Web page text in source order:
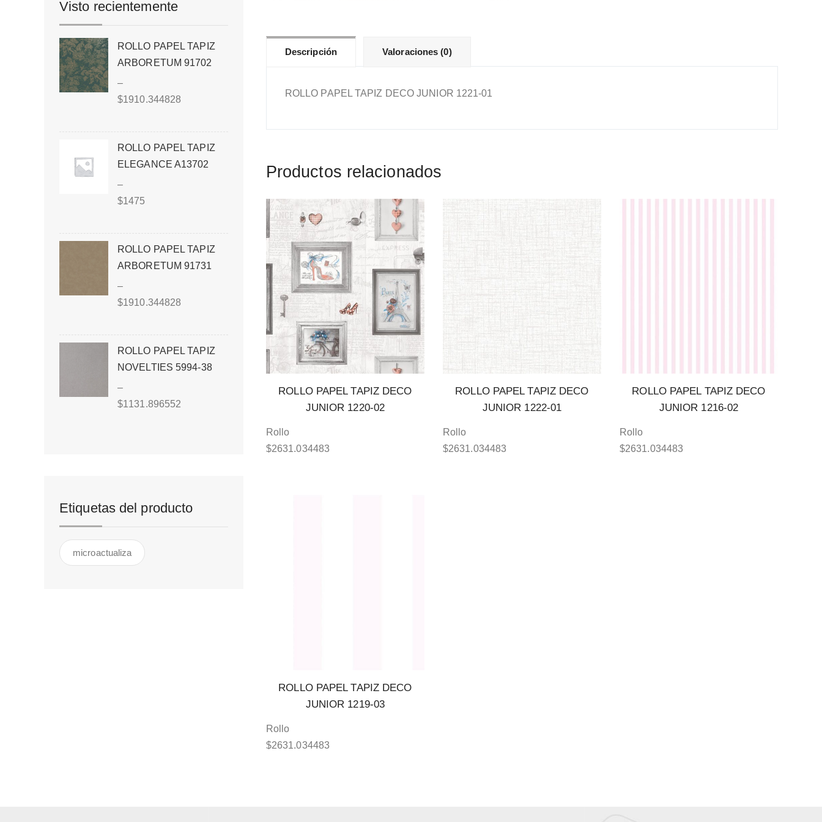
Descripción Valoraciones (0)
ROLLO PAPEL TAPIZ DECO JUNIOR 1221-01
Productos relacionados
ROLLO PAPEL TAPIZ DECO
JUNIOR 1220-02
Rollo
$2631.034483
ROLLO PAPEL TAPIZ DECO
JUNIOR 1222-01
Rollo
$2631.034483
ROLLO PAPEL TAPIZ DECO
JUNIOR 1216-02
Rollo
$2631.034483
ROLLO PAPEL TAPIZ DECO
JUNIOR 1219-03
Rollo
$2631.034483
Visto recientemente
ROLLO PAPEL TAPIZ
ARBORETUM 91702
–
$1910.344828
ROLLO PAPEL TAPIZ
ELEGANCE A13702
–
$1475
ROLLO PAPEL TAPIZ
ARBORETUM 91731
–
$1910.344828
ROLLO PAPEL TAPIZ
NOVELTIES 5994-38
–
$1131.896552
Etiquetas del producto
microactualiza